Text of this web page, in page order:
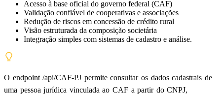
Acesso à base oficial do governo federal (CAF)
Validação confiável de cooperativas e associações
Redução de riscos em concessão de crédito rural
Visão estruturada da composição societária
Integração simples com sistemas de cadastro e análise.
O endpoint /api/CAF-PJ permite consultar os dados cadastrais de
uma pessoa jurídica vinculada ao CAF a partir do CNPJ,